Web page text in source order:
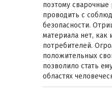
поэтому
проводить с
безопасности.
материала нет, как
потребителей.
положительных
позволило стать
областях